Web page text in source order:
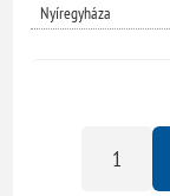
Nyíregyháza